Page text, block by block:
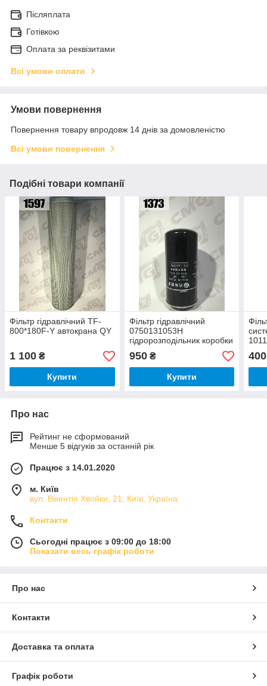
Післяплата
Готівкою
Оплата за реквізитами
Всі умови оплати
Умови повернення
Повернення товару впродовж 14 днів за домовленістю
Всі умови повернення
Подібні товари компанії
Фільтр гідравлічний TF-
800*180F-Y автокрана QY
1 100 ₴
Купити
Фільтр гідравлічний
0750131053H
гідророзподільник коробки
передач ZF
950₴
Купити
400
Про нас
Рейтинг не сформований
Менше 5 відгуків за останній рік
Працює з 14.01.2020
м. Київ
вул. Вікентія Хвойки, 21, Київ, Україна
Контакти
Сьогодні працює з 09:00 до 18:00
Показати весь графік роботи
Про нас
Контакти
Доставка та оплата
Графік роботи